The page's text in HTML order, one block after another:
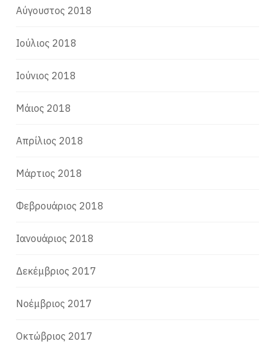
Αύγουστος 2018
Ιούλιος 2018
Ιούνιος 2018
Μάιος 2018
Απρίλιος 2018
Μάρτιος 2018
Φεβρουάριος 2018
Ιανουάριος 2018
Δεκέμβριος 2017
Νοέμβριος 2017
Οκτώβριος 2017